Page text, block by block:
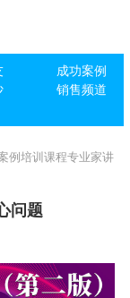
成功案例
销售频道
例培训课程专业家讲
问题